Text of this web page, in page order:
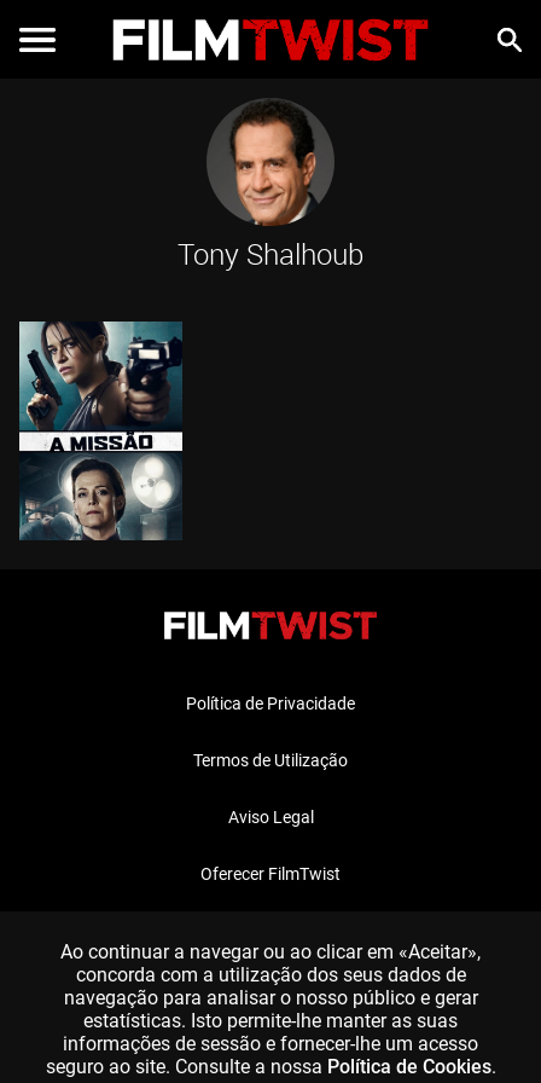
Tony Shalhoub
Política de Privacidade
Termos de Utilização
Aviso Legal
Oferecer FilmTwist
Ao continuar a navegar ou ao clicar em «Aceitar»,
concorda com a utilização dos seus dados de
navegação para analisar o nosso público e gerar
estatísticas. Isto permite-lhe manter as suas
informações de sessão e fornecer-lhe um acesso
seguro ao site. Consulte a nossa Política de Cookies.